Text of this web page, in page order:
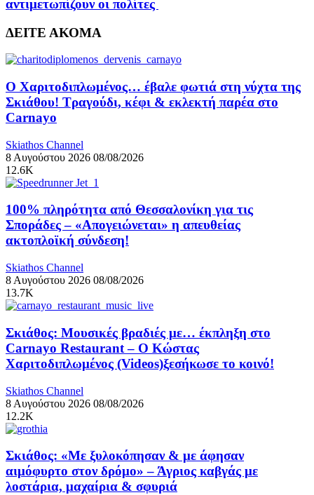
αντιμετωπίζουν οι πολίτες
ΔΕΙΤΕ ΑΚΟΜΑ
Ο Χαριτοδιπλωμένος… έβαλε φωτιά στη νύχτα της
Σκιάθου! Τραγούδι, κέφι & εκλεκτή παρέα στο
Carnayo
Skiathos Channel
8 Αυγούστου 2026 08/08/2026
12.6K
100% πληρότητα από Θεσσαλονίκη για τις
Σποράδες – «Απογειώνεται» η απευθείας
ακτοπλοϊκή σύνδεση!
Skiathos Channel
8 Αυγούστου 2026 08/08/2026
13.7K
Σκιάθος: Μουσικές βραδιές με… έκπληξη στο
Carnayo Restaurant – Ο Κώστας
Χαριτοδιπλωμένος (Videos)ξεσήκωσε το κοινό!
Skiathos Channel
8 Αυγούστου 2026 08/08/2026
12.2K
Σκιάθος: «Με ξυλοκόπησαν & με άφησαν
αιμόφυρτο στον δρόμο» – Άγριος καβγάς με
λοστάρια, μαχαίρια & σφυριά